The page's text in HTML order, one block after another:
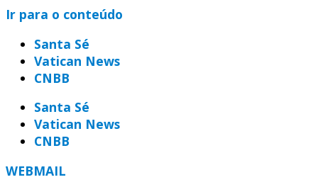
Ir para o conteúdo
Santa Sé
Vatican News
CNBB
Santa Sé
Vatican News
CNBB
WEBMAIL